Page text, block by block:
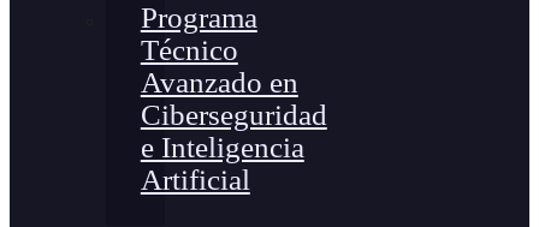
Programa
Técnico
Avanzado en
Ciberseguridad
e Inteligencia
Artificial